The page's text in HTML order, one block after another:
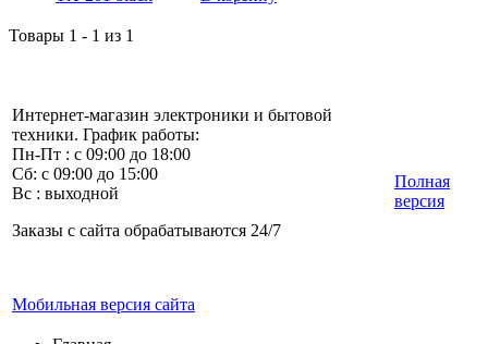
Товары 1 - 1 из 1
Интернет-магазин электроники и бытовой
техники. График работы:
Пн-Пт : с 09:00 до 18:00
Сб: с 09:00 до 15:00
Вс : выходной
Заказы с сайта обрабатываются 24/7
Мобильная версия сайта
Полная
версия